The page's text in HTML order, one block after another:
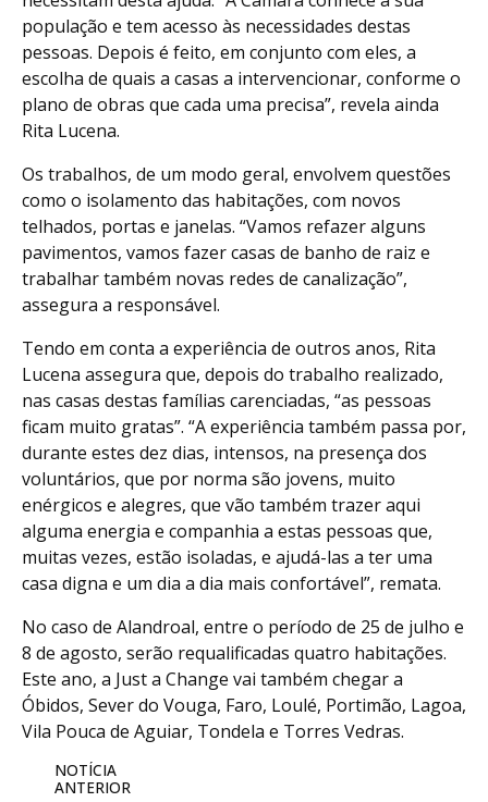
população e tem acesso às necessidades destas
pessoas. Depois é feito, em conjunto com eles, a
escolha de quais a casas a intervencionar, conforme o
plano de obras que cada uma precisa”, revela ainda
Rita Lucena.
Os trabalhos, de um modo geral, envolvem questões
como o isolamento das habitações, com novos
telhados, portas e janelas. “Vamos refazer alguns
pavimentos, vamos fazer casas de banho de raiz e
trabalhar também novas redes de canalização”,
assegura a responsável.
Tendo em conta a experiência de outros anos, Rita
Lucena assegura que, depois do trabalho realizado,
nas casas destas famílias carenciadas, “as pessoas
ficam muito gratas”. “A experiência também passa por,
durante estes dez dias, intensos, na presença dos
voluntários, que por norma são jovens, muito
enérgicos e alegres, que vão também trazer aqui
alguma energia e companhia a estas pessoas que,
muitas vezes, estão isoladas, e ajudá-las a ter uma
casa digna e um dia a dia mais confortável”, remata.
No caso de Alandroal, entre o período de 25 de julho e
8 de agosto, serão requalificadas quatro habitações.
Este ano, a Just a Change vai também chegar a
Óbidos, Sever do Vouga, Faro, Loulé, Portimão, Lagoa,
Vila Pouca de Aguiar, Tondela e Torres Vedras.
NOTÍCIA
ANTERIOR